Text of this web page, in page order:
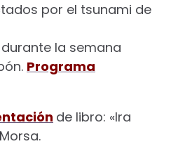
por el tsunami de
la semana
Programa
de libro: «Ira